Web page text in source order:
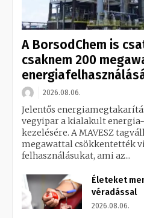
A BorsodChem is
csaknem 200
2026.08.06.
Jelentős
vegyipar a kialakult
kezelésére. A MAVESZ
megawattal csökkentették
felhasználásukat, ami az...
Életeket
véradással
2026.08.06.